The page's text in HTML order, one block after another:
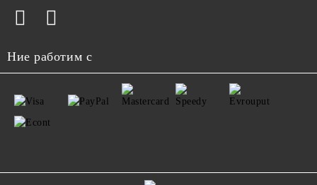
Ние работим с